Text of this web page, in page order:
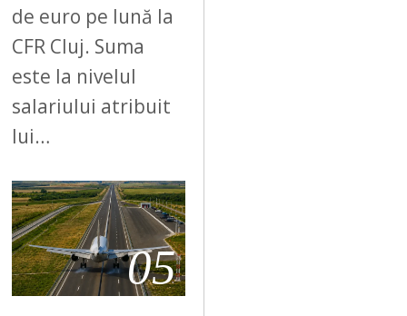
de euro pe lună la
CFR Cluj. Suma
este la nivelul
salariului atribuit
lui…
05